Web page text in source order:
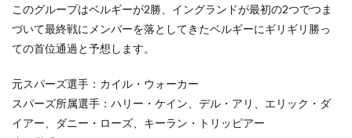
ニジ
ア
1.4
位：
パナ
マ
2
このグループはベルギーが2勝、イングランドが最初の2つでつま
づいて最終戦にメンバーを落としてきたベルギーにギリギリ勝っ
ての首位通過と予想します。
元スパーズ選手：カイル・ウォーカー
スパーズ所属選手：ハリー・ケイン、デル・アリ、エリック・ダ
イアー、ダニー・ローズ、キーラン・トリッピアー